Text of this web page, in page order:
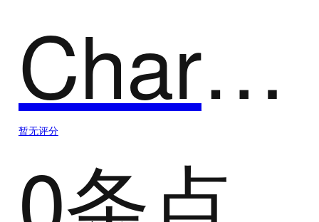
Character.AI
暂无评分